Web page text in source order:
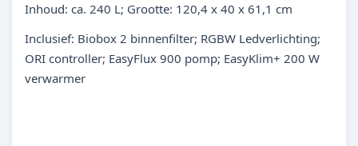
Inhoud: ca. 240 L; Grootte: 120,4 x 40 x 61,1 cm
Inclusief: Biobox 2 binnenfilter; RGBW Ledverlichting;
ORI controller; EasyFlux 900 pomp; EasyKlim+ 200 W
verwarmer